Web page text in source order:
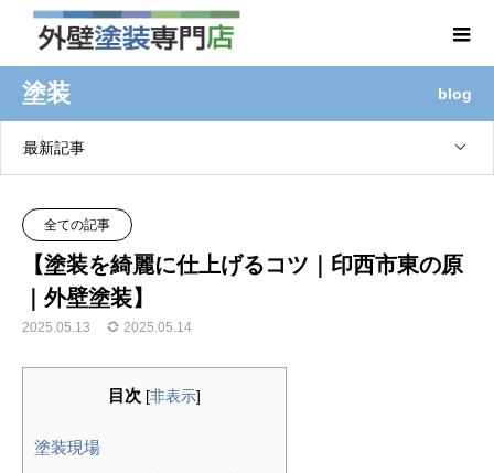
塗装 blog
最新記事
全ての記事
【塗装を綺麗に仕上げるコツ｜印西市東の原
｜外壁塗装】
2025.05.13 2025.05.14
目次 [非表示]
塗装現場